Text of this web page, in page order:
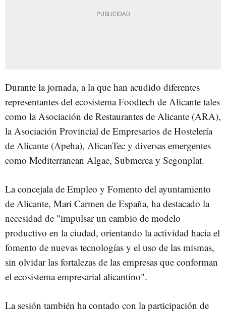
Durante la jornada, a la que han acudido diferentes
representantes del ecosistema Foodtech de Alicante tales
como la Asociación de Restaurantes de Alicante (ARA),
la Asociación Provincial de Empresarios de Hostelería
de Alicante (Apeha), AlicanTec y diversas emergentes
como Mediterranean Algae, Submerca y Segonplat.
La concejala de Empleo y Fomento del ayuntamiento
de Alicante, Mari Carmen de España, ha destacado la
necesidad de "impulsar un cambio de modelo
productivo en la ciudad, orientando la actividad hacia el
fomento de nuevas tecnologías y el uso de las mismas,
sin olvidar las fortalezas de las empresas que conforman
el ecosistema empresarial alicantino".
La sesión también ha contado con la participación de